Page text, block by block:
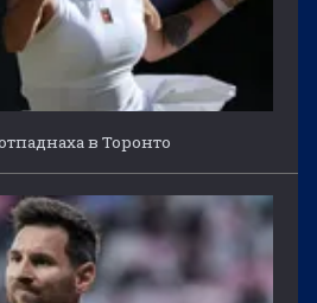
в Торонто